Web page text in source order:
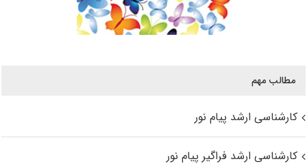
مطالب مهم
کارشناسی ارشد پیام نور
کارشناسی ارشد فراگیر پیام نور